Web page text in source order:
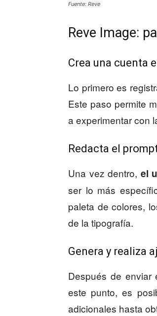
Fuente: Reve
Reve Image:
Crea una cuenta
Lo primero es
Este paso permite
a experimentar con
Redacta el
Una vez dentro, el
ser lo más
paleta de colores,
de la tipografía.
Genera y realiza
Después de enviar
este punto, es
adicionales hasta